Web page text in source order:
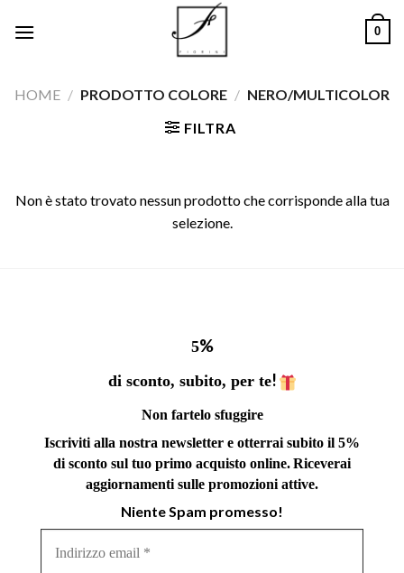
0
HOME / PRODOTTO COLORE / NERO/MULTICOLOR
FILTRA
Non è stato trovato nessun prodotto che corrisponde alla tua
selezione.
5%
di sconto, subito, per te!
Non fartelo sfuggire
Iscriviti alla nostra newsletter e otterrai subito il 5%
di sconto sul tuo primo acquisto online.Riceverai
aggiornamenti sulle promozioni attive.
Niente Spam promesso!
email